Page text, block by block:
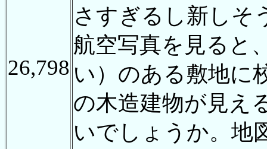
26,798
さすぎるし新しそ
航空写真を見ると
い）のある敷地に
の木造建物が見え
いでしょうか。地